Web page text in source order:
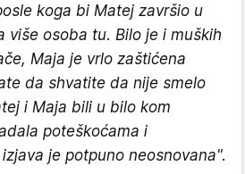
koga bi Matej završio u
više osoba tu. Bilo je i muških
Maja je vrlo zaštićena
da shvatite da nije smelo
i Maja bili u bilo kom
poteškoćama i
je potpuno neosnovana".